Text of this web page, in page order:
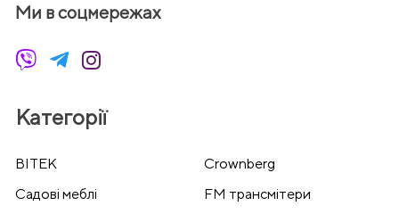
Ми в соцмережах
Категорії
BITEK
Crownberg
Cадові меблі
FM трансмітери